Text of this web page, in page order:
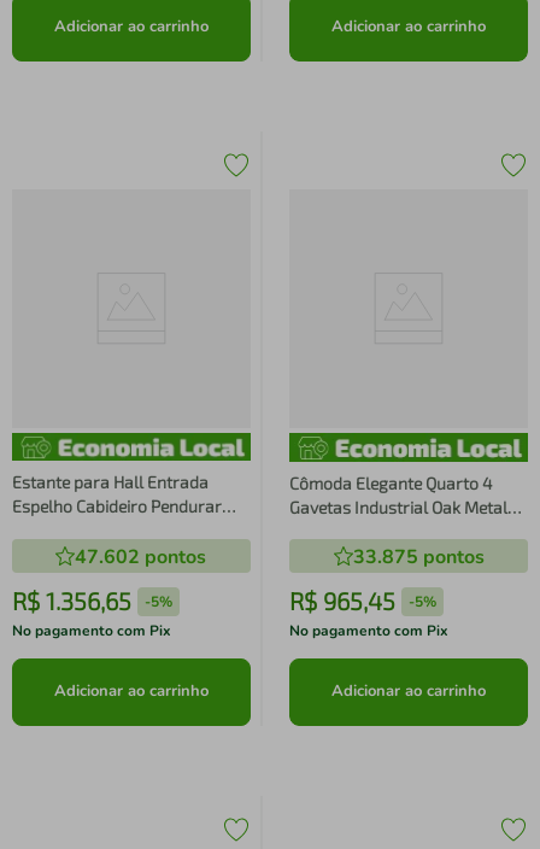
Adicionar ao carrinho Adicionar ao carrinho
Estante para Hall Entrada
Espelho Cabideiro Pendurar
Placa e Ponto
47.602 pontos
R$ 1.356,65 -5%
No pagamento com Pix
Adicionar ao carrinho
Cômoda Elegante Quarto 4
Gavetas Industrial Oak Metal
33.875 pontos
R$ 965,45 -5%
No pagamento com Pix
Adicionar ao carrinho